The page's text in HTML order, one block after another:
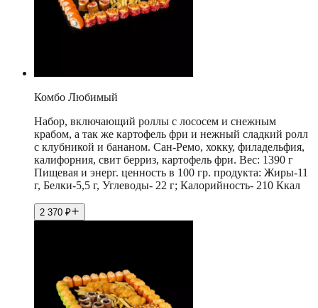
Комбо Любимый
Набор, включающий роллы с лососем и снежным
крабом, а так же картофель фри и нежный сладкий ролл
с клубникой и бананом. Сан-Ремо, хокку, филадельфия,
калифорния, свит берриз, картофель фри. Вес: 1390 г
Пищевая и энерг. ценность в 100 гр. продукта: Жиры-11
г, Белки-5,5 г, Углеводы- 22 г; Калорийность- 210 Ккал
2 370 ₽